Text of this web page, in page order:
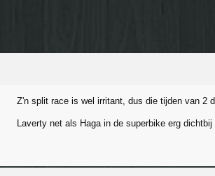
Z'n split race is wel irritant, dus die tijden van 2
Laverty net als Haga in de superbike erg